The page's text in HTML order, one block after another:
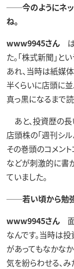
──今のようにネッ
ね。
www9945さんは
た。「株式新聞」と
あれ、当時は紙媒
半くらいに店頭に並
真っ黒になるまで
あと、投資歴の長
店頭株の「週刊シル
その巻頭のコメン
などが刺激的に書
ていました。
──若い頃から勉強
www9945さん面
なんです。当時は
があってもなかなか
気を紛らわせる、み